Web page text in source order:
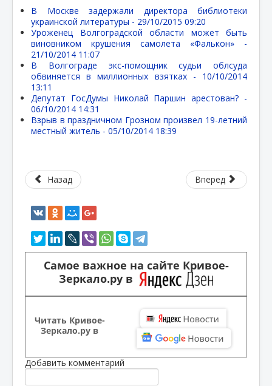
В Москве задержали директора библиотеки
украинской литературы - 29/10/2015 09:20
Уроженец Волгоградской области может быть
виновником крушения самолета «Фалькон» -
21/10/2014 11:07
В Волгограде экс-помощник судьи облсуда
обвиняется в миллионных взятках - 10/10/2014
13:11
Депутат ГосДумы Николай Паршин арестован? -
06/10/2014 14:31
Взрыв в праздничном Грозном произвел 19-летний
местный житель - 05/10/2014 18:39
Назад Вперед
Самое важное на сайте Кривое-
Зеркало.ру в
Читать Кривое-
Зеркало.ру в
Добавить комментарий